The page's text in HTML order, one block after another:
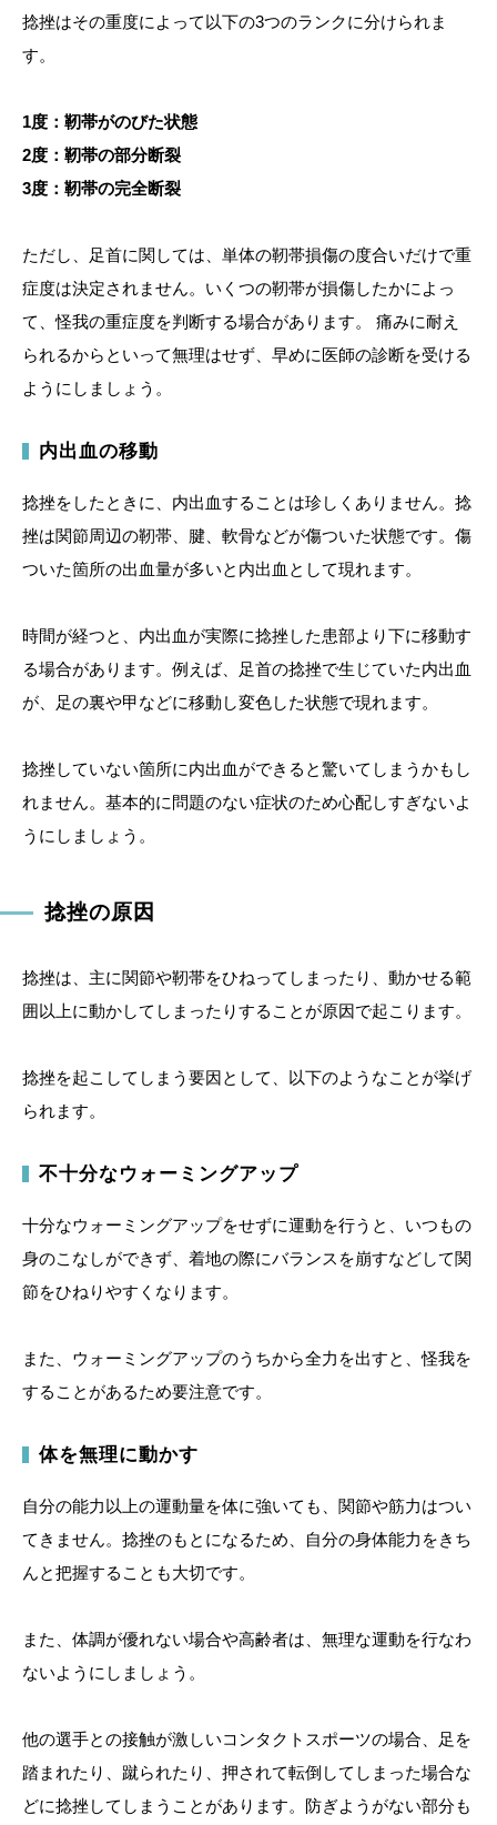
捻挫はその重度によって以下の3つのランクに分けられま
す。
1度：靭帯がのびた状態
2度：靭帯の部分断裂
3度：靭帯の完全断裂
ただし、足首に関しては、単体の靭帯損傷の度合いだけで重
症度は決定されません。いくつの靭帯が損傷したかによっ
て、怪我の重症度を判断する場合があります。 痛みに耐え
られるからといって無理はせず、早めに医師の診断を受ける
ようにしましょう。
内出血の移動
捻挫をしたときに、内出血することは珍しくありません。捻
挫は関節周辺の靭帯、腱、軟骨などが傷ついた状態です。傷
ついた箇所の出血量が多いと内出血として現れます。
時間が経つと、内出血が実際に捻挫した患部より下に移動す
る場合があります。例えば、足首の捻挫で生じていた内出血
が、足の裏や甲などに移動し変色した状態で現れます。
捻挫していない箇所に内出血ができると驚いてしまうかもし
れません。基本的に問題のない症状のため心配しすぎないよ
うにしましょう。
捻挫の原因
捻挫は、主に関節や靭帯をひねってしまったり、動かせる範
囲以上に動かしてしまったりすることが原因で起こります。
捻挫を起こしてしまう要因として、以下のようなことが挙げ
られます。
不十分なウォーミングアップ
十分なウォーミングアップをせずに運動を行うと、いつもの
身のこなしができず、着地の際にバランスを崩すなどして関
節をひねりやすくなります。
また、ウォーミングアップのうちから全力を出すと、怪我を
することがあるため要注意です。
体を無理に動かす
自分の能力以上の運動量を体に強いても、関節や筋力はつい
てきません。捻挫のもとになるため、自分の身体能力をきち
んと把握することも大切です。
また、体調が優れない場合や高齢者は、無理な運動を行なわ
ないようにしましょう。
他の選手との接触が激しいコンタクトスポーツの場合、足を
踏まれたり、蹴られたり、押されて転倒してしまった場合な
どに捻挫してしまうことがあります。防ぎようがない部分も